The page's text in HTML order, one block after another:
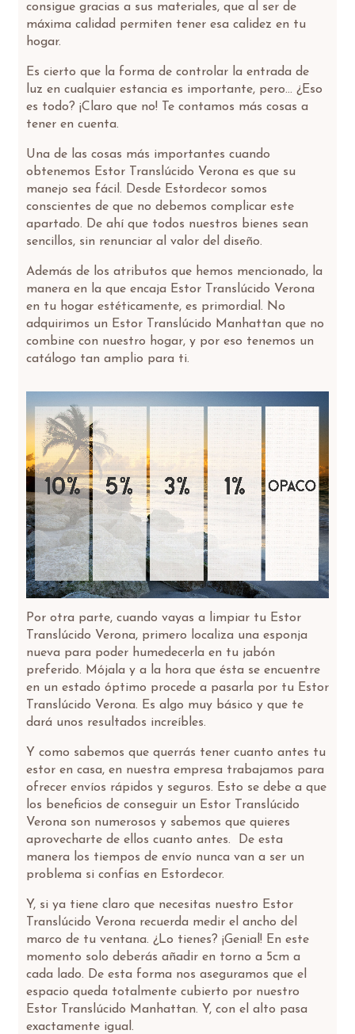
consigue gracias a sus materiales, que al ser de
máxima calidad permiten tener esa calidez en tu
hogar.
Es cierto que la forma de controlar la entrada de
luz en cualquier estancia es importante, pero… ¿Eso
es todo? ¡Claro que no! Te contamos más cosas a
tener en cuenta.
Una de las cosas más importantes cuando
obtenemos Estor Translúcido Verona es que su
manejo sea fácil. Desde Estordecor somos
conscientes de que no debemos complicar este
apartado. De ahí que todos nuestros bienes sean
sencillos, sin renunciar al valor del diseño.
Además de los atributos que hemos mencionado, la
manera en la que encaja Estor Translúcido Verona
en tu hogar estéticamente, es primordial. No
adquirimos un Estor Translúcido Manhattan que no
combine con nuestro hogar, y por eso tenemos un
catálogo tan amplio para ti.
Por otra parte, cuando vayas a limpiar tu Estor
Translúcido Verona, primero localiza una esponja
nueva para poder humedecerla en tu jabón
preferido. Mójala y a la hora que ésta se encuentre
en un estado óptimo procede a pasarla por tu Estor
Translúcido Verona. Es algo muy básico y que te
dará unos resultados increíbles.
Y como sabemos que querrás tener cuanto antes tu
estor en casa, en nuestra empresa trabajamos para
ofrecer envíos rápidos y seguros. Esto se debe a que
los beneficios de conseguir un Estor Translúcido
Verona son numerosos y sabemos que quieres
aprovecharte de ellos cuanto antes. De esta
manera los tiempos de envío nunca van a ser un
problema si confías en Estordecor.
Y, si ya tiene claro que necesitas nuestro Estor
Translúcido Verona recuerda medir el ancho del
marco de tu ventana. ¿Lo tienes? ¡Genial! En este
momento solo deberás añadir en torno a 5cm a
cada lado. De esta forma nos aseguramos que el
espacio queda totalmente cubierto por nuestro
Estor Translúcido Manhattan. Y, con el alto pasa
exactamente igual.